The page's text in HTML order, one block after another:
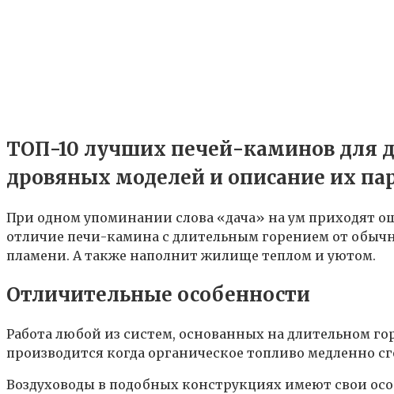
ТОП-10 лучших печей-каминов для
дровяных моделей и описание их
При одном упоминании слова «дача» на ум приходят
отличие печи-камина с длительным горением от
пламени. А также наполнит жилище теплом и уютом.
Отличительные особенности
Работа любой из систем, основанных на длительном
производится когда органическое топливо медленно
Воздуховоды в подобных конструкциях имеют свои